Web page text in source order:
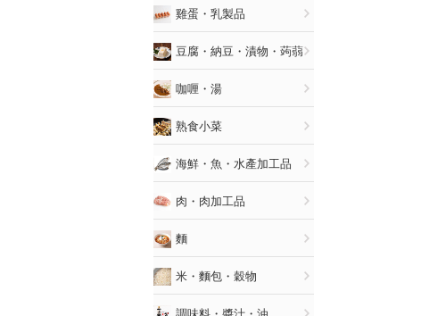
雞蛋・乳製品
豆腐・納豆・漬物・蒟蒻
咖喱・湯
熟食小菜
海鮮・魚・水產加工品
肉・肉加工品
麵
米・麵包・穀物